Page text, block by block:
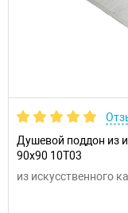
Душевой поддон из
90x90 10T03
из искусственного